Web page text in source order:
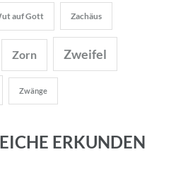
auf Gott Zachäus
Zorn Zweifel
Zwänge
ERKUNDEN